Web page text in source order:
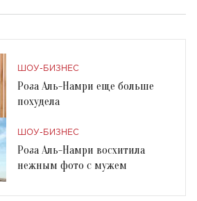
ШОУ-БИЗНЕС
Роза Аль-Намри еще больше
похудела
ШОУ-БИЗНЕС
Роза Аль-Намри восхитила
нежным фото с мужем